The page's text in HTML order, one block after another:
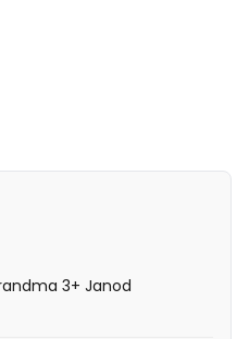
3+ Janod